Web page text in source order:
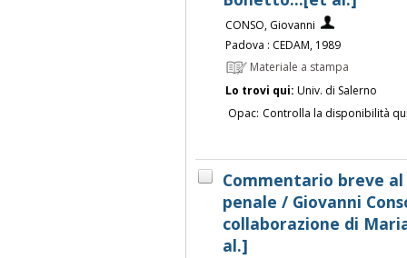
CONSO, Giovanni
Padova : CEDAM, 1989
Materiale a stampa
Lo trovi qui: Univ. di Salerno
Opac: Controlla la disponibilità
Commentario breve
penale / Giovanni
collaborazione di
al.]